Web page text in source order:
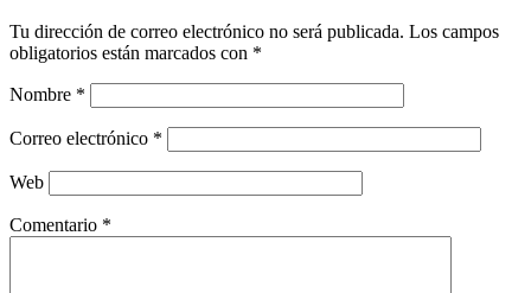
Tu dirección de correo electrónico no será publicada. Los campos
obligatorios están marcados con *
Nombre *
Correo electrónico *
Web
Comentario *